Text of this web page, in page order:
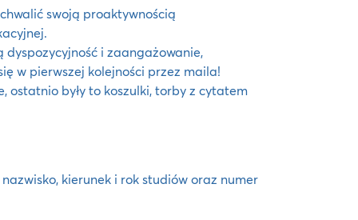
swoją proaktywnością
i zaangażowanie,
w pierwszej kolejności przez maila!
ostatnio były to koszulki, torby z cytatem
kierunek i rok studiów oraz numer